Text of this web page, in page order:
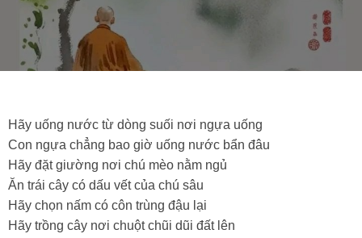
Hãy uống nước từ dòng suối nơi ngựa uống
Con ngựa chẳng bao giờ uống nước bẩn đâu
Hãy đặt giường nơi chú mèo nằm ngủ
Ăn trái cây có dấu vết của chú sâu
Hãy chọn nấm có côn trùng đậu lại
Hãy trồng cây nơi chuột chũi dũi đất lên